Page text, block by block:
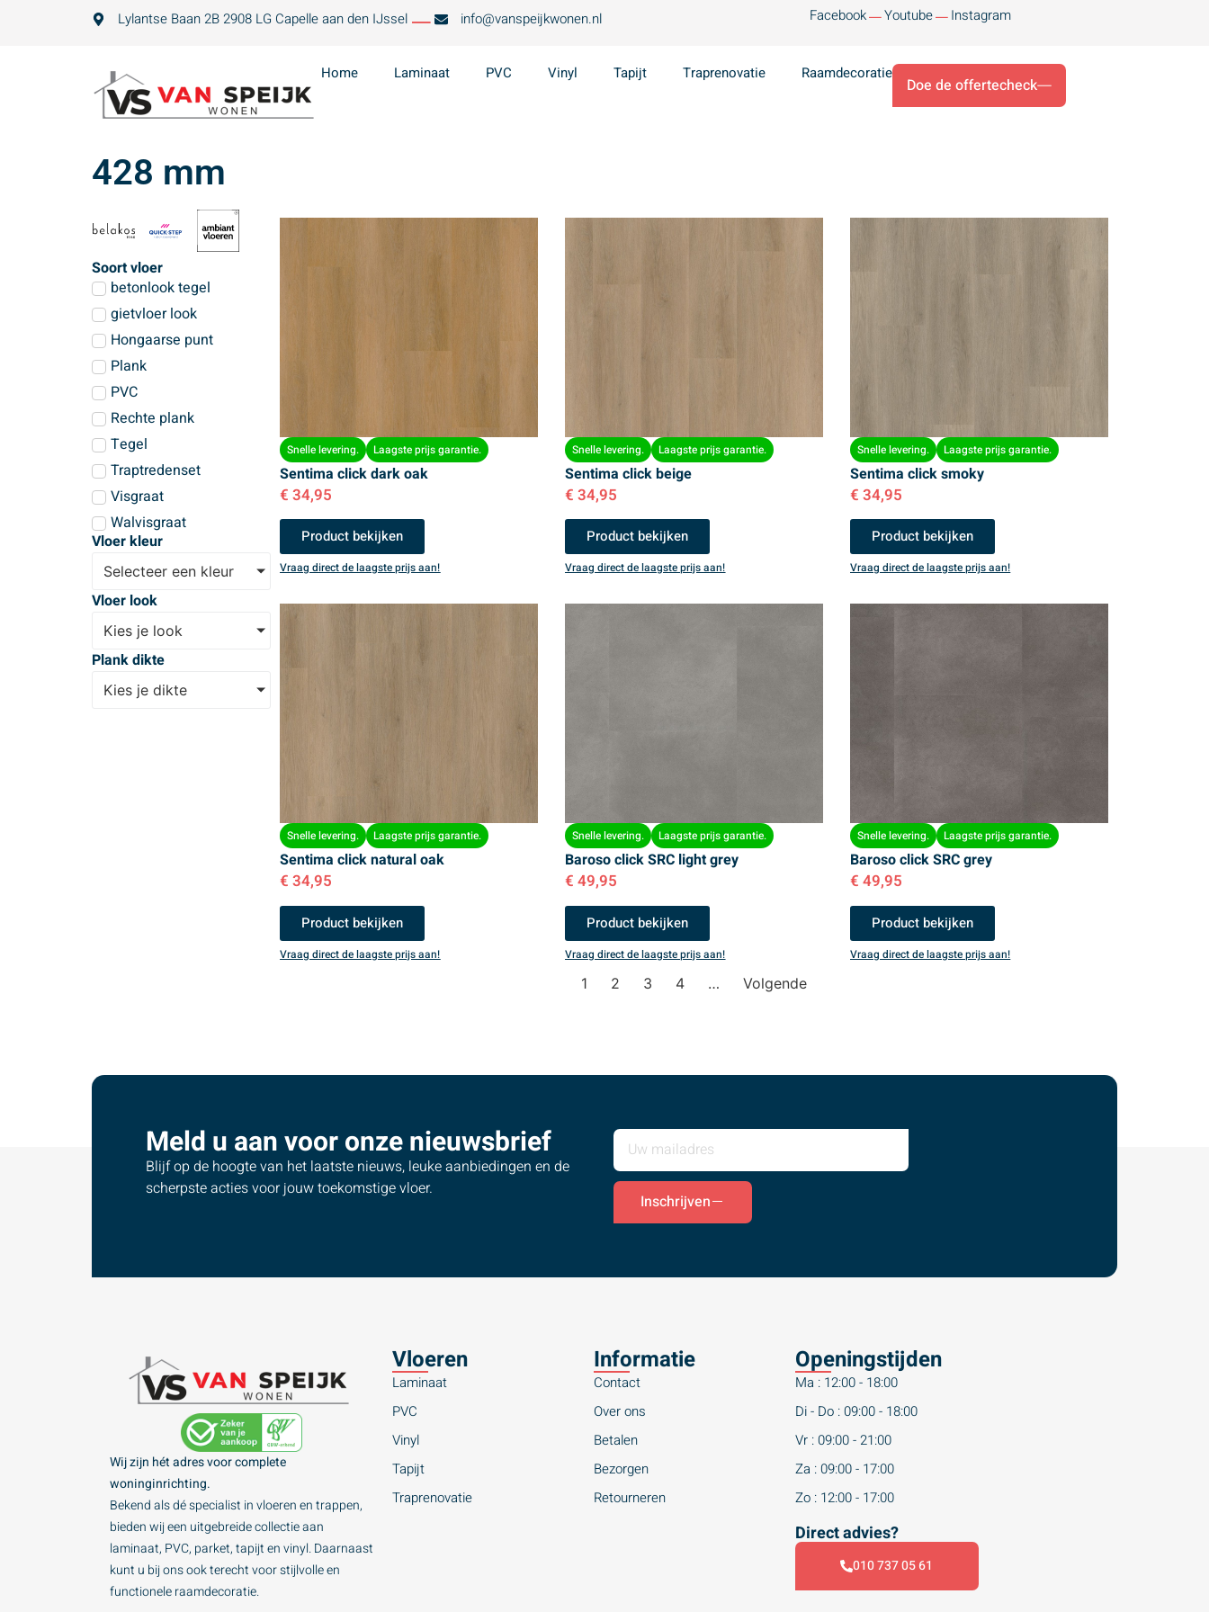
Lylantse Baan 2B 2908 LG Capelle aan den IJssel info@vanspeijkwonen.nl Facebook Youtube Instagram
Home Laminaat PVC Vinyl Tapijt Traprenovatie Raamdecoratie
Doe de offertecheck
428 mm
Soort vloer
betonlook tegel
gietvloer look
Hongaarse punt
Plank
PVC
Rechte plank
Tegel
Traptredenset
Visgraat
Walvisgraat
Vloer kleur
Selecteer een kleur
Vloer look
Kies je look
Plank dikte
Kies je dikte
Snelle levering. Laagste prijs garantie.
Sentima click dark oak
€ 34,95
Product bekijken
Vraag direct de laagste prijs aan!
Snelle levering. Laagste prijs garantie.
Sentima click beige
€ 34,95
Product bekijken
Vraag direct de laagste prijs aan!
Snelle levering. Laagste prijs garantie.
Sentima click smoky
€ 34,95
Product bekijken
Vraag direct de laagste prijs aan!
Snelle levering. Laagste prijs garantie.
Sentima click natural oak
€ 34,95
Product bekijken
Vraag direct de laagste prijs aan!
Snelle levering. Laagste prijs garantie.
Baroso click SRC light grey
€ 49,95
Product bekijken
Vraag direct de laagste prijs aan!
Snelle levering. Laagste prijs garantie.
Baroso click SRC grey
€ 49,95
Product bekijken
Vraag direct de laagste prijs aan!
1 2 3 4 … Volgende
Meld u aan voor onze nieuwsbrief
Blijf op de hoogte van het laatste nieuws, leuke aanbiedingen en de
scherpste acties voor jouw toekomstige vloer.
Inschrijven
Wij zijn hét adres voor complete
woninginrichting.
Bekend als dé specialist in vloeren en trappen,
bieden wij een uitgebreide collectie aan
laminaat, PVC, parket, tapijt en vinyl. Daarnaast
kunt u bij ons ook terecht voor stijlvolle en
functionele raamdecoratie.
Vloeren
Laminaat
PVC
Vinyl
Tapijt
Traprenovatie
Informatie
Contact
Over ons
Betalen
Bezorgen
Retourneren
Openingstijden
Ma : 12:00 - 18:00
Di - Do : 09:00 - 18:00
Vr : 09:00 - 21:00
Za : 09:00 - 17:00
Zo : 12:00 - 17:00
Direct advies?
010 737 05 61